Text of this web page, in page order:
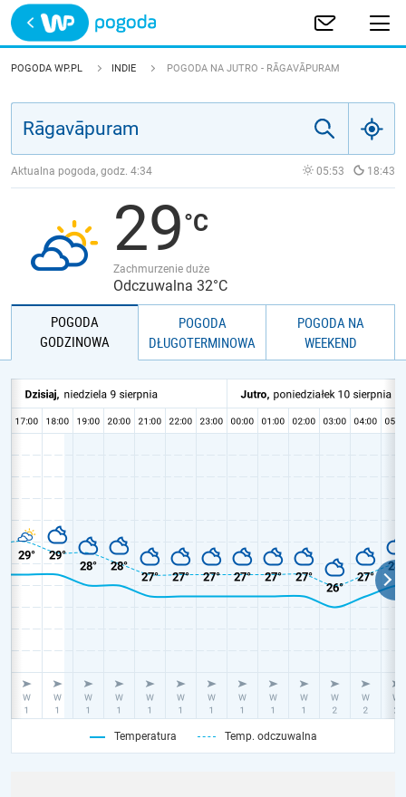
Trwa ładowanie
POLSKA
JAKOŚĆ POWIETRZA
POGODA WP.PL INDIE POGODA NA JUTRO - RĀGAVĀPURAM
Aktualna pogoda, godz. 4:34 05:53 18:43
29
Zachmurzenie duże
Odczuwalna 32°C
POGODA
GODZINOWA
POGODA
DŁUGOTERMINOWA
POGODA NA
WEEKEND
Temperatura Temp. odczuwalna